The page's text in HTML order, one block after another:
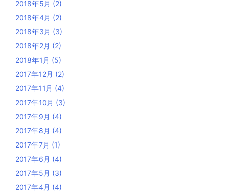
2018年5月 (2)
2018年4月 (2)
2018年3月 (3)
2018年2月 (2)
2018年1月 (5)
2017年12月 (2)
2017年11月 (4)
2017年10月 (3)
2017年9月 (4)
2017年8月 (4)
2017年7月 (1)
2017年6月 (4)
2017年5月 (3)
2017年4月 (4)